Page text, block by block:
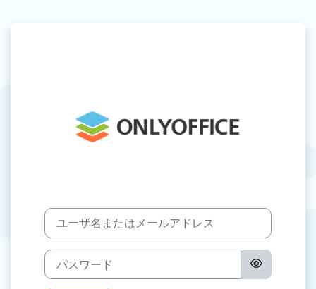
ユーザ名またはメールアドレス
パスワード